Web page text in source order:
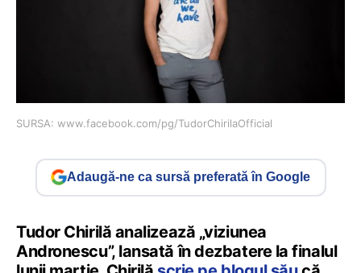
SURSA: www.facebook.com/pg/TudorChirilaOfficial
Adaugă-ne ca sursă preferată în Google
Tudor Chirilă analizează „viziunea
Andronescu”, lansată în dezbatere la finalul